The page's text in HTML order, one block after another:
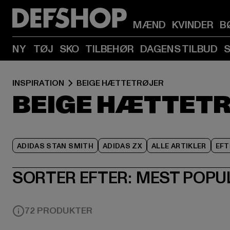
MÆND KVINDER
NY TØJ SKO TILBEHØR DAGENS TILBUD
INSPIRATION BEIGE HÆTTETRØJER
BEIGE
ADIDAS STAN SMITH ADIDAS ZX ALLE ARTIKLER
SORTER EFTER: MEST
72 PRODUKTER